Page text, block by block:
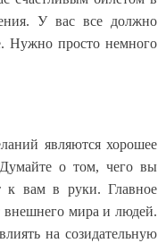
У вас все должно
Нужно просто немного
являются хорошее
о том, чего вы
к вам в руки. Главное
внешнего мира и людей.
на созидательную